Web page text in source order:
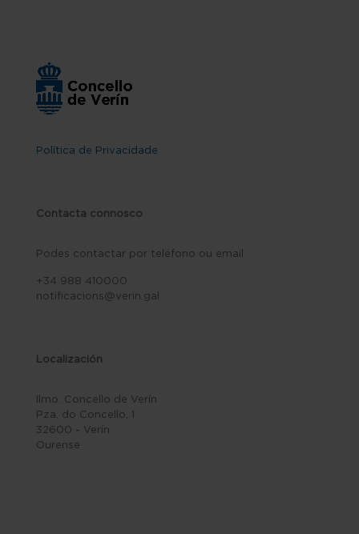
Política de Privacidade
Contacta connosco
Podes contactar por teléfono ou email
+34 988 410000
notificacions@verin.gal
Localización
Ilmo. Concello de Verín
Pza. do Concello, 1
32600 - Verín
Ourense